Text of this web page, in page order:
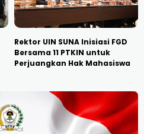
Rektor UIN SUNA Inisiasi FGD
Bersama 11 PTKIN untuk
Perjuangkan Hak Mahasiswa